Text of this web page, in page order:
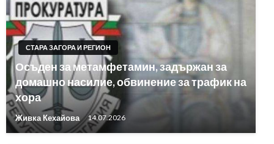
СТАРА ЗАГОРА И РЕГИОН
Осъден за метамфетамин, задържан за
домашно насилие, обвинение за трафик на
хора
Живка Кехайова 14.07.2026